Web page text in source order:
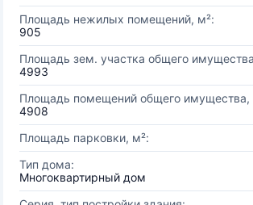
Площадь нежилых помещений, м²:
905
Площадь зем. участка общего
4993
Площадь помещений общего имущества,
4908
Площадь парковки, м²:
Тип дома:
Многоквартирный дом